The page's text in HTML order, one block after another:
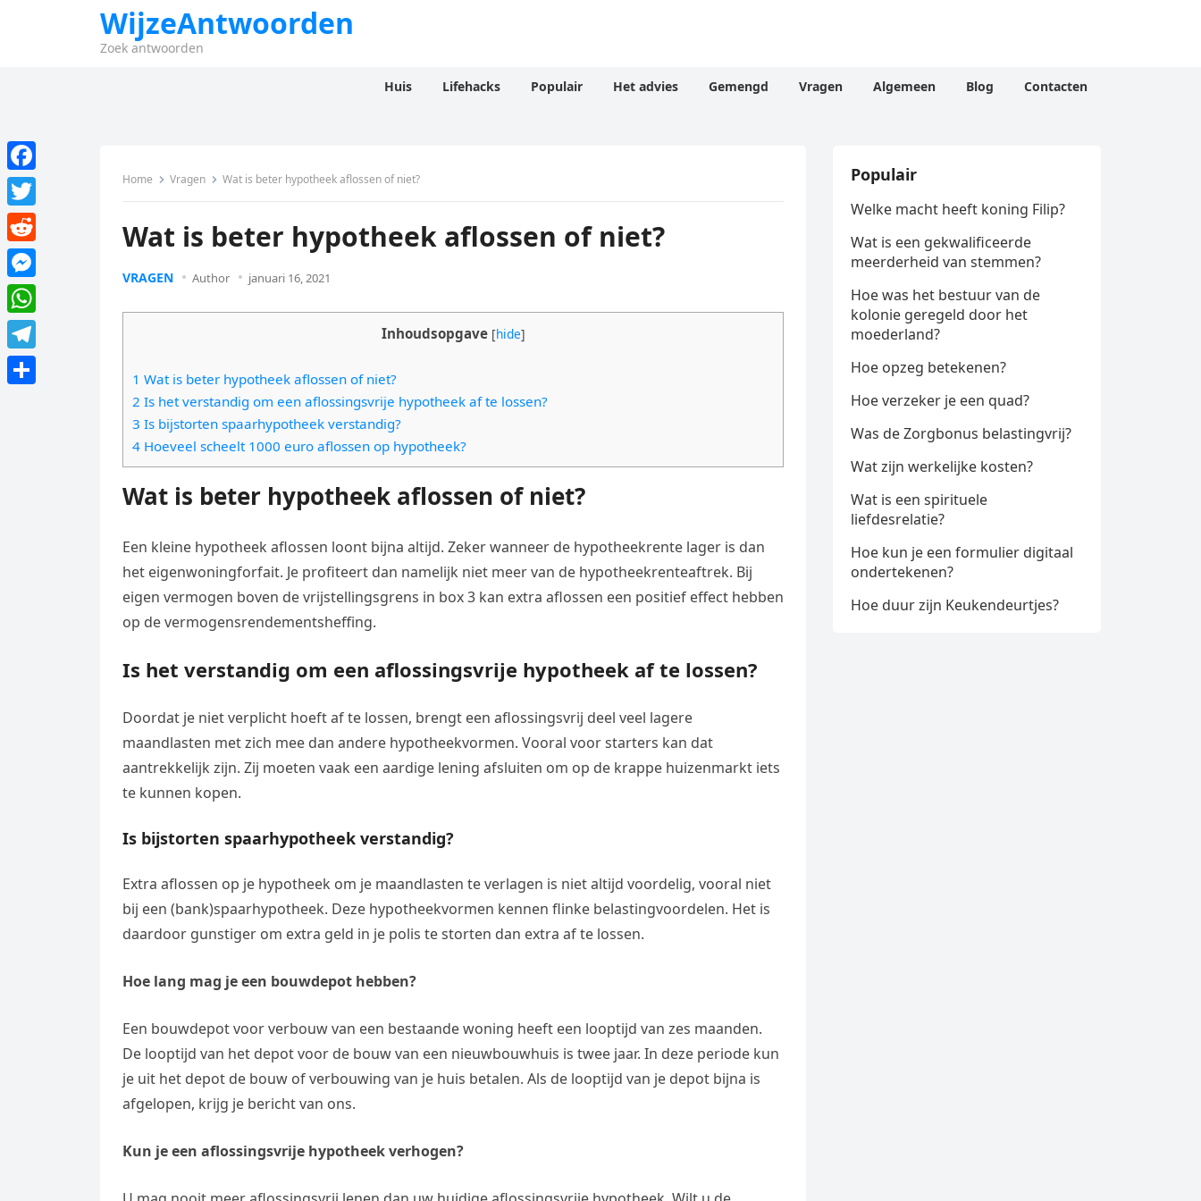
WijzeAntwoorden
Zoek antwoorden
Huis Lifehacks Populair Het advies Gemengd Vragen Algemeen Blog Contacten
Home Vragen Wat is beter hypotheek aflossen of niet?
Wat is beter hypotheek aflossen of niet?
VRAGEN Author januari 16, 2021
Inhoudsopgave [hide]
1 Wat is beter hypotheek aflossen of niet?
2 Is het verstandig om een aflossingsvrije hypotheek af te lossen?
3 Is bijstorten spaarhypotheek verstandig?
4 Hoeveel scheelt 1000 euro aflossen op hypotheek?
Wat is beter hypotheek aflossen of niet?
Een kleine hypotheek aflossen loont bijna altijd. Zeker wanneer de hypotheekrente lager is dan
het eigenwoningforfait. Je profiteert dan namelijk niet meer van de hypotheekrenteaftrek. Bij
eigen vermogen boven de vrijstellingsgrens in box 3 kan extra aflossen een positief effect hebben
op de vermogensrendementsheffing.
Is het verstandig om een aflossingsvrije hypotheek af te lossen?
Doordat je niet verplicht hoeft af te lossen, brengt een aflossingsvrij deel veel lagere
maandlasten met zich mee dan andere hypotheekvormen. Vooral voor starters kan dat
aantrekkelijk zijn. Zij moeten vaak een aardige lening afsluiten om op de krappe huizenmarkt iets
te kunnen kopen.
Is bijstorten spaarhypotheek verstandig?
Extra aflossen op je hypotheek om je maandlasten te verlagen is niet altijd voordelig, vooral niet
bij een (bank)spaarhypotheek. Deze hypotheekvormen kennen flinke belastingvoordelen. Het is
daardoor gunstiger om extra geld in je polis te storten dan extra af te lossen.
Hoe lang mag je een bouwdepot hebben?
Een bouwdepot voor verbouw van een bestaande woning heeft een looptijd van zes maanden.
De looptijd van het depot voor de bouw van een nieuwbouwhuis is twee jaar. In deze periode kun
je uit het depot de bouw of verbouwing van je huis betalen. Als de looptijd van je depot bijna is
afgelopen, krijg je bericht van ons.
Kun je een aflossingsvrije hypotheek verhogen?
Populair
Welke macht heeft koning Filip?
Wat is een gekwalificeerde
meerderheid van stemmen?
Hoe was het bestuur van de
kolonie geregeld door het
moederland?
Hoe opzeg betekenen?
Hoe verzeker je een quad?
Was de Zorgbonus belastingvrij?
Wat zijn werkelijke kosten?
Wat is een spirituele
liefdesrelatie?
Hoe kun je een formulier digitaal
ondertekenen?
Hoe duur zijn Keukendeurtjes?
F
a
c
e
b
o
o
k
T
w
i
t
t
e
R
e
d
d
M
e
s
s
W
h
a
T